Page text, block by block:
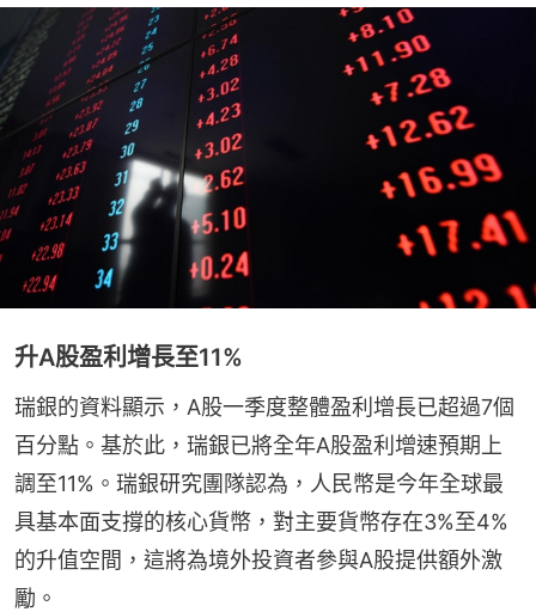
升A股盈利增長至11%
瑞銀的資料顯示，A股一季度整體盈利增長已超過7個
百分點。基於此，瑞銀已將全年A股盈利增速預期上
調至11%。瑞銀研究團隊認為，人民幣是今年全球最
具基本面支撐的核心貨幣，對主要貨幣存在3%至4%
的升值空間，這將為境外投資者參與A股提供額外激
勵。